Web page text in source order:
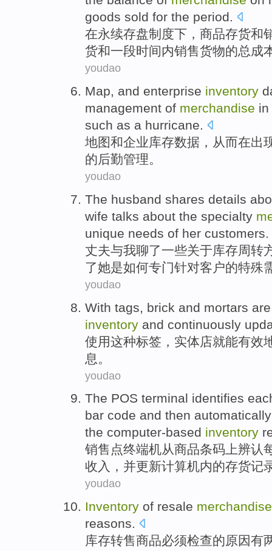
goods sold for the period.
在永续存盘制度下， 商品存货和
货和一段时间内销售货物的总成
youdao
Map, and enterprise inventory
management of merchandise in
such as a hurricane.
地图和企业库存数据 ， 从而在出
的后勤管理。
youdao
The husband shares details
wife talks about the specialty
unique needs of her customers.
丈夫与我聊了一些关于库存周转
了她是如何专门针对客户的特殊
youdao
With tags , brick and mortars are
inventory and continuously
使用这种标签 ， 实体店就能有效
息 。
youdao
The POS terminal identifies
bar code and then automatically
the computer-based inventory
销售点终端机从商品条码 上辨认
收入 ， 并更新计算机内的存货记
youdao
Inventory of resale merchandise
reasons.
库存转售商品必须检查的原因有